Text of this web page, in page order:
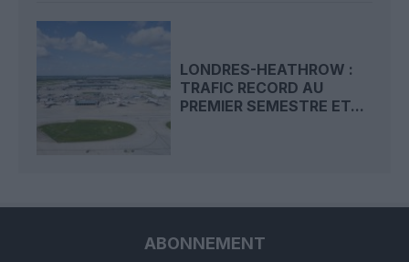
LONDRES-HEATHROW :
TRAFIC RECORD AU
PREMIER SEMESTRE ET...
ABONNEMENT